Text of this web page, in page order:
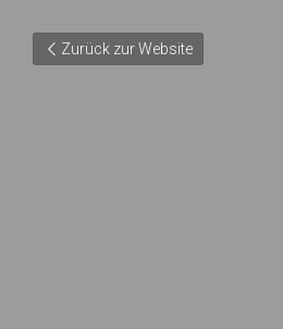
Zurück zur Website